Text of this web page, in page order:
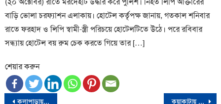
বাড়ি ভোলা চরফ্যাশন এলাকায়। হোটেল কর্তৃপক্ষ জানায়, গতকাল শনিবার
রাতে ফরহাদ ও লিপি স্বামী-স্ত্রী পরিচয়ে হোটেলটিতে উঠে। পরে রবিবার
সন্ধ্যায় হোটেল বয় রুম চেক করতে গিয়ে তার […]
শেয়ার করুন
কলাপাড়ায় ইঞ্জিনিয়ার্স অ্যাসোসিয়েশনের কমিটি গঠন; সভাপতি মোস্তাফিজুর /সম্পাদক মাহবু্ব কুয়াকাটায় ৪ লাখ পিস ইয়াবা উদ্ধার, ট্রলারসহ ১৬ পাচারকারী আটক